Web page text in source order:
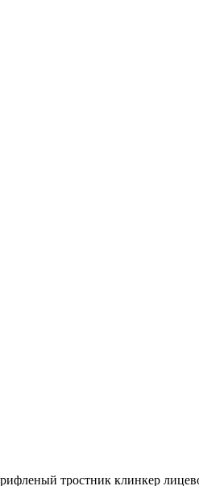
тростник клинкер